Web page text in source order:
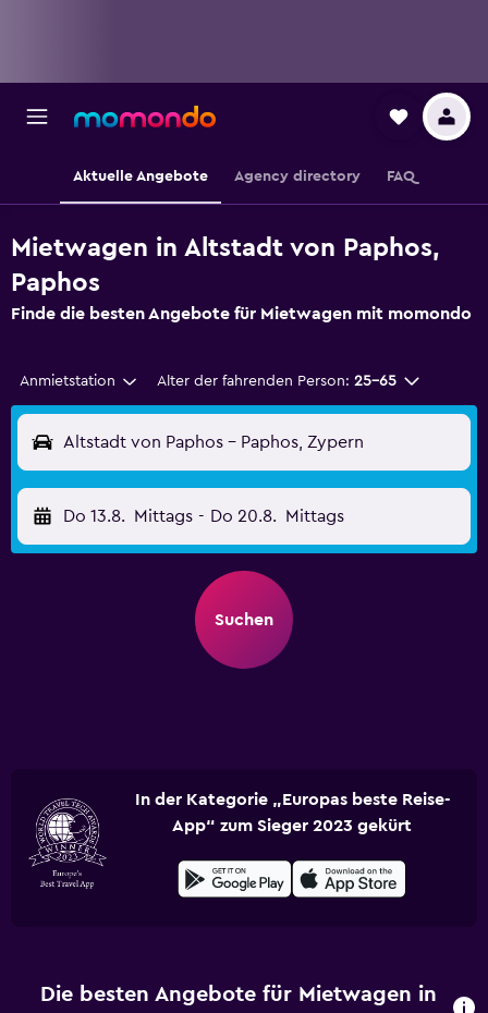
Aktuelle Angebote Agency directory FAQ
Mietwagen in Altstadt von Paphos,
Paphos
Finde die besten Angebote für Mietwagen mit momondo
Anmietstation Alter der fahrenden Person: 25-65
Altstadt von Paphos - Paphos, Zypern
Do 13.8. Mittags - Do 20.8. Mittags
Suchen
In der Kategorie „Europas beste Reise-
App“ zum Sieger 2023 gekürt
Die besten Angebote für Mietwagen in